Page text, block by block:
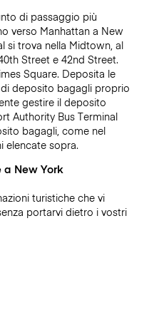
di passaggio più
verso Manhattan a New
si trova nella Midtown, al
Street e 42nd Street.
Square. Deposita le
deposito bagagli proprio
gestire il deposito
Authority Bus Terminal
bagagli, come nel
elencate sopra.
New York
turistiche che vi
portarvi dietro i vostri